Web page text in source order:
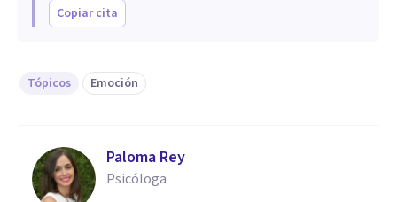
Copiar cita
Tópicos Emoción
Paloma Rey
Psicóloga